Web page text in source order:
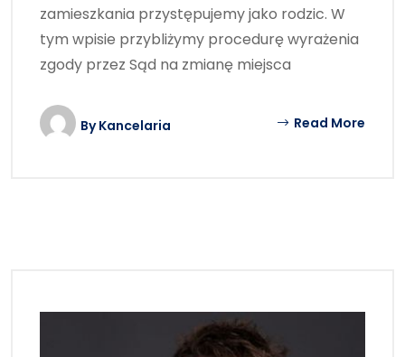
zamieszkania przystępujemy jako rodzic. W
tym wpisie przybliżymy procedurę wyrażenia
zgody przez Sąd na zmianę miejsca
ByKancelaria Read More